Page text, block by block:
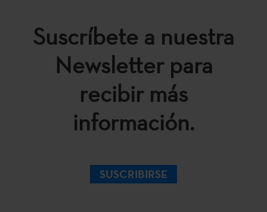
Suscríbete a nuestra
Newsletter para
recibir más
información.
SUSCRIBIRSE